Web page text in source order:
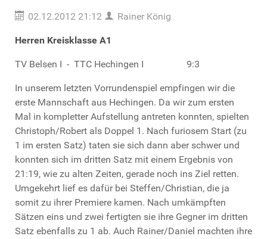
02.12.2012 21:12 Rainer König
Herren Kreisklasse A1
TV Belsen I - TTC Hechingen I 9:3
In unserem letzten Vorrundenspiel empfingen wir die
erste Mannschaft aus Hechingen. Da wir zum ersten
Mal in kompletter Aufstellung antreten konnten, spielten
Christoph/Robert als Doppel 1. Nach furiosem Start (zu
1 im ersten Satz) taten sie sich dann aber schwer und
konnten sich im dritten Satz mit einem Ergebnis von
21:19, wie zu alten Zeiten, gerade noch ins Ziel retten.
Umgekehrt lief es dafür bei Steffen/Christian, die ja
somit zu ihrer Premiere kamen. Nach umkämpften
Sätzen eins und zwei fertigten sie ihre Gegner im dritten
Satz ebenfalls zu 1 ab. Auch Rainer/Daniel machten ihre